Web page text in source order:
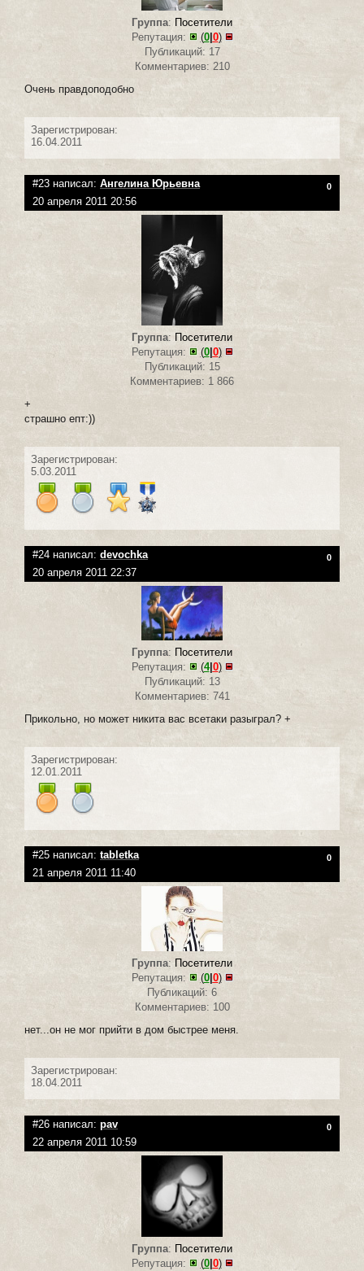
Группа: Посетители
Репутация:
(0| 0)
Публикаций: 17
Комментариев: 210
Очень правдоподобно
Зарегистрирован:
16.04.2011
#23 написал: Ангелина Юрьевна 0
20 апреля 2011 20:56
Группа: Посетители
Репутация:
(0|0)
Публикаций: 15
Комментариев: 1 866
+
страшно епт:))
Зарегистрирован:
5.03.2011
#24 написал: devochka 0
20 апреля 2011 22:37
Группа: Посетители
Репутация:
(4| 0)
Публикаций: 13
Комментариев: 741
Прикольно, но может никита вас всетаки разыграл? +
Зарегистрирован:
12.01.2011
#25 написал: tabletka 0
21 апреля 2011 11:40
Группа: Посетители
Репутация:
(0| 0)
Публикаций: 6
Комментариев: 100
нет...он не мог прийти в дом быстрее меня.
Зарегистрирован:
18.04.2011
#26 написал: pav 0
22 апреля 2011 10:59
Группа: Посетители
Репутация:
(0| 0)